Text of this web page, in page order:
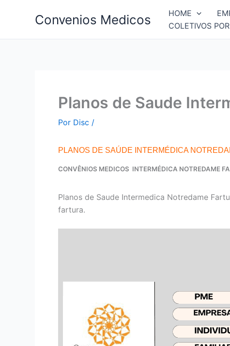
Convenios Medicos HOME
COLETIVOS
Planos de Saude
Por Disc /
PLANOS DE SAÚDE INTERMÉDICA
CONVÊNIOS MEDICOS INTERMÉDICA NOTREDAME
Planos de Saude Intermedica Notredame
fartura.